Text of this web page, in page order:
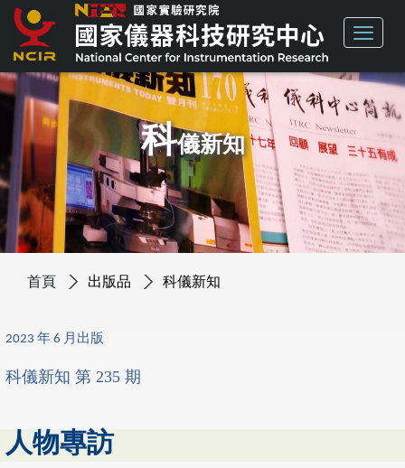
科儀新知
首頁 出版品 科儀新知
2023 年 6 月出版
科儀新知 第 235 期
人物專訪